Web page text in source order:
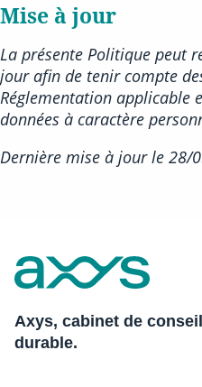
Mise à jour
La présente Politique peut
jour afin de tenir compte
Réglementation applicable
données à caractère
Dernière mise à jour le 28/
Axys, cabinet de
durable.